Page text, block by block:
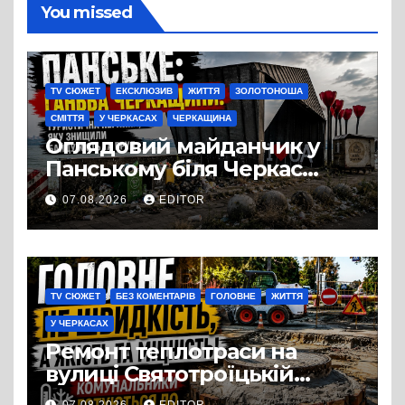
You missed
TV СЮЖЕТ ЕКСКЛЮЗИВ ЖИТТЯ ЗОЛОТОНОША
СМІТТЯ У ЧЕРКАСАХ ЧЕРКАЩИНА
Оглядовий майданчик у
Панському біля Черкас
перетворився на занедбане
сміттєзвалище
07.08.2026 EDITOR
TV СЮЖЕТ БЕЗ КОМЕНТАРІВ ГОЛОВНЕ ЖИТТЯ
У ЧЕРКАСАХ
Ремонт теплотраси на
вулиці Святотроїцькій
затягнувся порівняно із